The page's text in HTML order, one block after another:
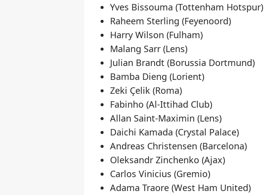
Yves Bissouma (Tottenham Hotspur)
Raheem Sterling (Feyenoord)
Harry Wilson (Fulham)
Malang Sarr (Lens)
Julian Brandt (Borussia Dortmund)
Bamba Dieng (Lorient)
Zeki Çelik (Roma)
Fabinho (Al-Ittihad Club)
Allan Saint-Maximin (Lens)
Daichi Kamada (Crystal Palace)
Andreas Christensen (Barcelona)
Oleksandr Zinchenko (Ajax)
Carlos Vinicius (Gremio)
Adama Traore (West Ham United)